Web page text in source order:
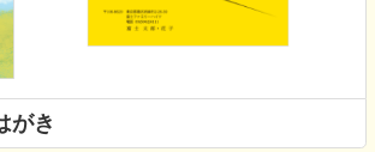
がき